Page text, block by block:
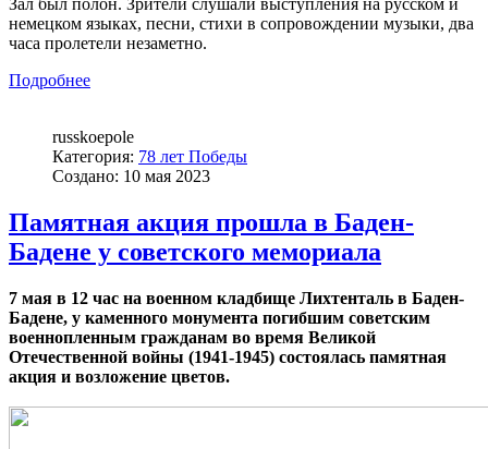
Зал был полон. Зрители слушали выступления на русском и
немецком языках, песни, стихи в сопровождении музыки, два
часа пролетели незаметно.
Подробнее
russkoepole
Категория: 78 лет Победы
Создано: 10 мая 2023
Памятная акция прошла в Баден-
Бадене у советского мемориала
7 мая в 12 час на военном кладбище Лихтенталь в Баден-
Бадене, у каменного монумента погибшим советским
военнопленным гражданам во время Великой
Отечественной войны (1941-1945) состоялась памятная
акция и возложение цветов.